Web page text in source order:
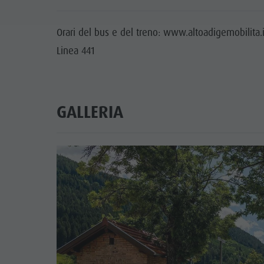
Orari del bus e del treno:
Linea 441
GALLERIA